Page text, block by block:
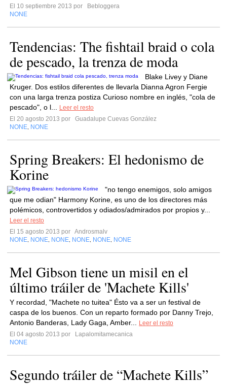
El 10 septiembre 2013 por
Bebloggera
NONE
Tendencias: The fishtail braid o cola
de pescado, la trenza de moda
Blake Livey y Diane
Kruger. Dos estilos diferentes de llevarla Dianna Agron Fergie
con una larga trenza postiza Curioso nombre en inglés, "cola de
pescado", o l...
Leer el resto
El 20 agosto 2013 por
Guadalupe Cuevas González
NONE NONE
Spring Breakers: El hedonismo de
Korine
"no tengo enemigos, solo amigos
que me odian" Harmony Korine, es uno de los directores más
polémicos, controvertidos y odiados/admirados por propios y...
Leer el resto
El 15 agosto 2013 por Androsmalv
NONE NONE NONE NONE NONE NONE
Mel Gibson tiene un misil en el
último tráiler de 'Machete Kills'
Y recordad, "Machete no tuitea" Ésto va a ser un festival de
caspa de los buenos. Con un reparto formado por Danny Trejo,
Antonio Banderas, Lady Gaga, Amber...
Leer el resto
El 04 agosto 2013 por
Lapalomitamecanica
NONE
Segundo tráiler de “Machete Kills”